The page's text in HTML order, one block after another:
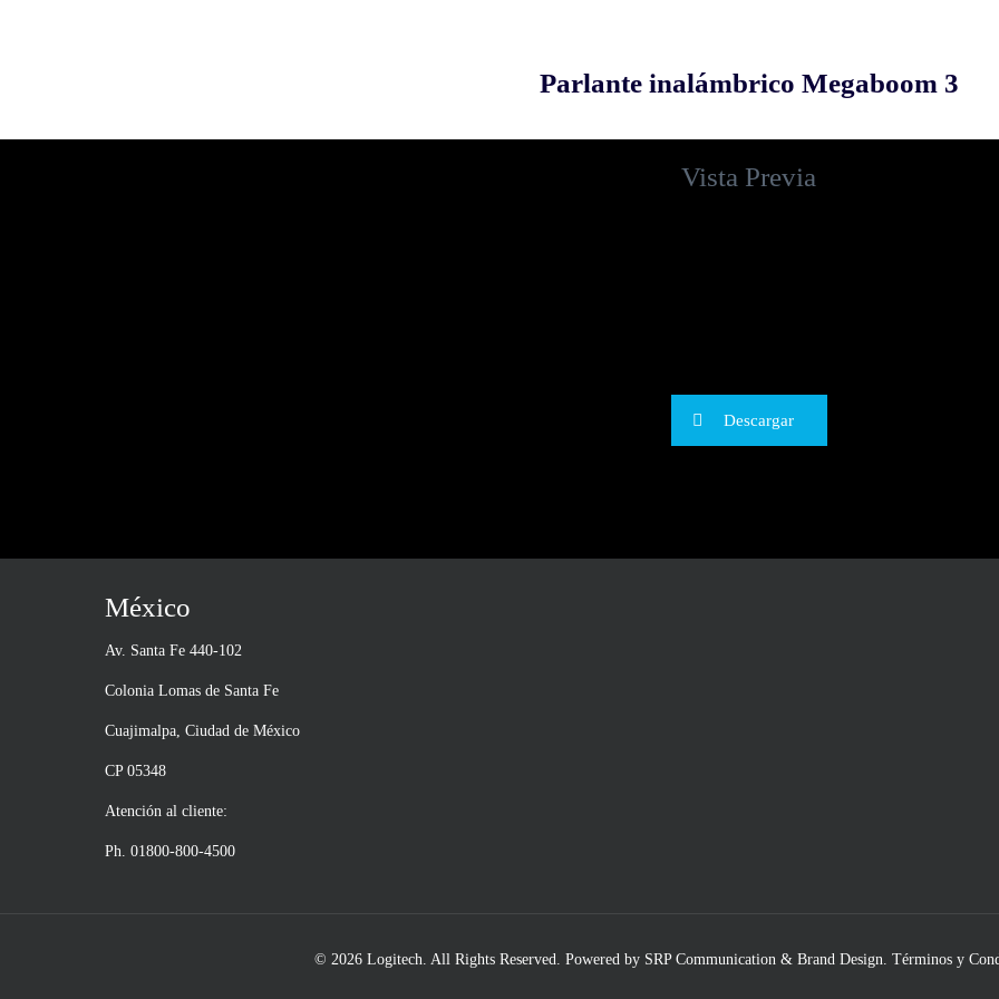
Parlante inalámbrico Megaboom 3
Vista Previa
Descargar
México
Av. Santa Fe 440-102
Colonia Lomas de Santa Fe
Cuajimalpa, Ciudad de México
CP 05348
Atención al cliente:
Ph. 01800-800-4500
© 2026 Logitech. All Rights Reserved. Powered by SRP Communication & Brand Design Términos y